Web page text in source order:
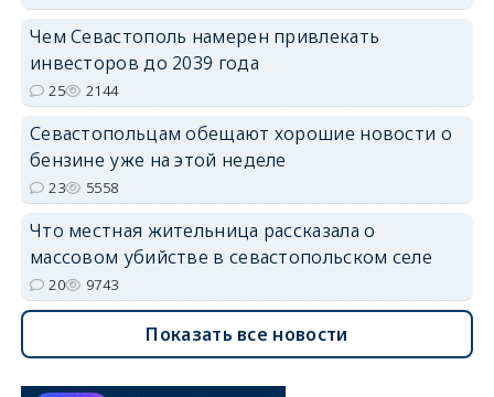
Чем Севастополь намерен привлекать
инвесторов до 2039 года
25 2144
Севастопольцам обещают хорошие новости о
бензине уже на этой неделе
23 5558
Что местная жительница рассказала о
массовом убийстве в севастопольском селе
20 9743
Показать все новости